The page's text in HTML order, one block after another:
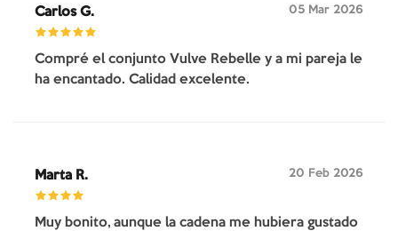
Carlos G. 05 Mar 2026
Compré el conjunto Vulve Rebelle y a mi pareja le
ha encantado. Calidad excelente.
Marta R. 20 Feb 2026
Muy bonito, aunque la cadena me hubiera gustado